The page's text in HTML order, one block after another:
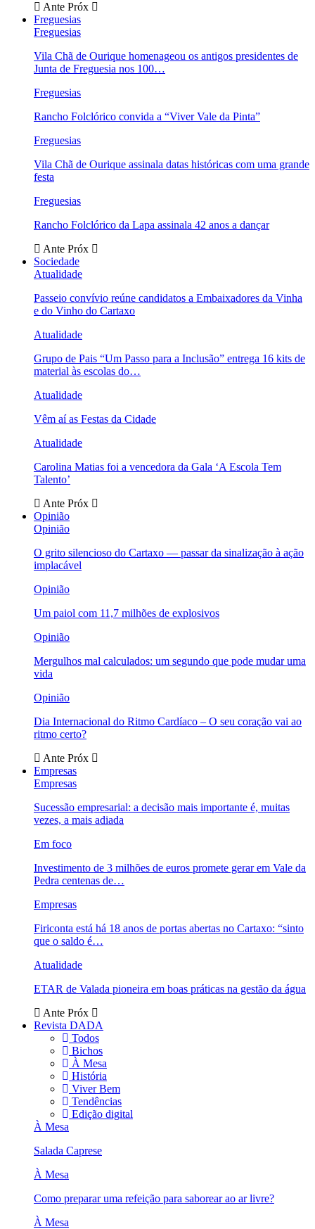
Ante Próx
Freguesias
Freguesias
Vila Chã de Ourique homenageou os antigos presidentes de
Junta de Freguesia nos 100…
Freguesias
Rancho Folclórico convida a “Viver Vale da Pinta”
Freguesias
Vila Chã de Ourique assinala datas históricas com uma grande
festa
Freguesias
Rancho Folclórico da Lapa assinala 42 anos a dançar
Ante Próx
Sociedade
Atualidade
Passeio convívio reúne candidatos a Embaixadores da Vinha
e do Vinho do Cartaxo
Atualidade
Grupo de Pais “Um Passo para a Inclusão” entrega 16 kits de
material às escolas do…
Atualidade
Vêm aí as Festas da Cidade
Atualidade
Carolina Matias foi a vencedora da Gala ‘A Escola Tem
Talento’
Ante Próx
Opinião
Opinião
O grito silencioso do Cartaxo — passar da sinalização à ação
implacável
Opinião
Um paiol com 11,7 milhões de explosivos
Opinião
Mergulhos mal calculados: um segundo que pode mudar uma
vida
Opinião
Dia Internacional do Ritmo Cardíaco – O seu coração vai ao
ritmo certo?
Ante Próx
Empresas
Empresas
Sucessão empresarial: a decisão mais importante é, muitas
vezes, a mais adiada
Em foco
Investimento de 3 milhões de euros promete gerar em Vale da
Pedra centenas de…
Empresas
Firiconta está há 18 anos de portas abertas no Cartaxo: “sinto
que o saldo é…
Atualidade
ETAR de Valada pioneira em boas práticas na gestão da água
Ante Próx
Revista DADA
Todos
Bichos
À Mesa
História
Viver Bem
Tendências
Edição digital
À Mesa
Salada Caprese
À Mesa
Como preparar uma refeição para saborear ao ar livre?
À Mesa